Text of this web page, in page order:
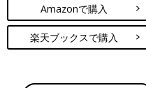
Amazonで購入
楽天ブックスで購入